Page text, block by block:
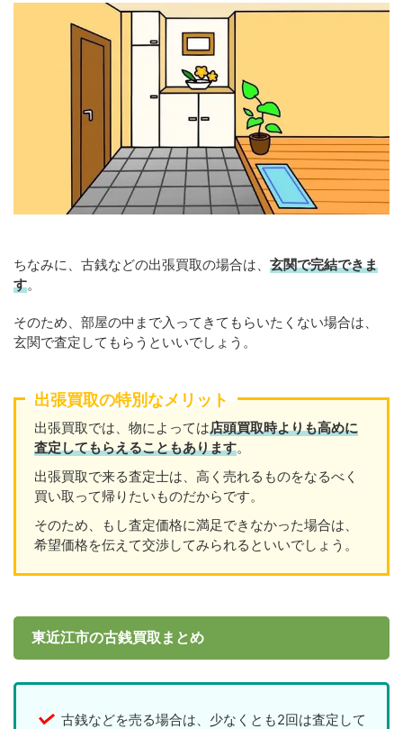
ちなみに、古銭などの出張買取の場合は、 玄関で完結できま
す。
そのため、部屋の中まで入ってきてもらいたくない場合は、
玄関で査定してもらうといいでしょう。
出張買取の特別なメリット
出張買取では、物によっては店頭買取時よりも高めに
査定してもらえることもあります。
出張買取で来る査定士は、高く売れるものをなるべく
買い取って帰りたいものだからです。
そのため、もし査定価格に満足できなかった場合は、
希望価格を伝えて交渉してみられるといいでしょう。
東近江市の古銭買取まとめ
古銭などを売る場合は、少なくとも2回は査定して